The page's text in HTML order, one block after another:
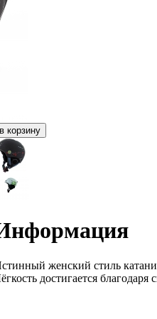
женский стиль
достигается